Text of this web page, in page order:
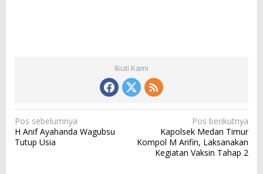
Ikuti Kami
N
a
Pos sebelumnya
H Anif Ayahanda Wagubsu
Tutup Usia
Pos berikutnya
Kapolsek Medan Timur
Kompol M Arifin, Laksanakan
Kegiatan Vaksin Tahap 2